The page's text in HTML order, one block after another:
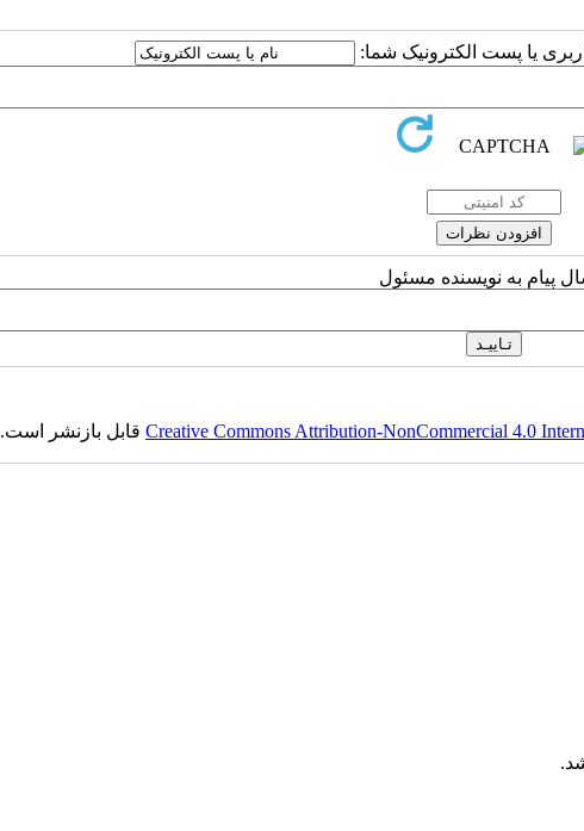
یا پست الکترونیک شما:
پیام به نویسنده مسئول
Creative Commons Attribution-NonCommercial 4.0قابل بازنشر است.